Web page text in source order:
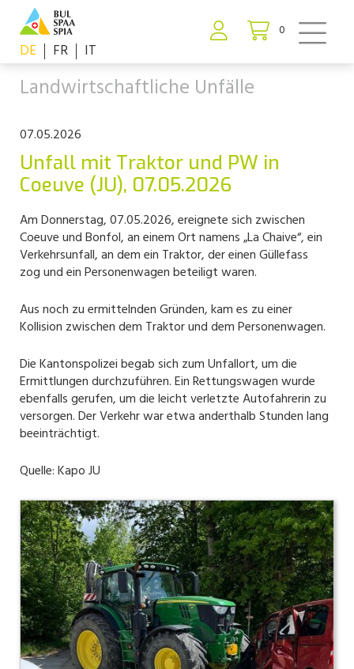
0
DE FR IT
Landwirtschaftliche Unfälle
07.05.2026
Unfall mit Traktor und PW in
Coeuve (JU), 07.05.2026
Am Donnerstag, 07.05.2026, ereignete sich zwischen
Coeuve und Bonfol, an einem Ort namens „La Chaive“, ein
Verkehrsunfall, an dem ein Traktor, der einen Güllefass
zog und ein Personenwagen beteiligt waren.
Aus noch zu ermittelnden Gründen, kam es zu einer
Kollision zwischen dem Traktor und dem Personenwagen.
Die Kantonspolizei begab sich zum Unfallort, um die
Ermittlungen durchzuführen. Ein Rettungswagen wurde
ebenfalls gerufen, um die leicht verletzte Autofahrerin zu
versorgen. Der Verkehr war etwa anderthalb Stunden lang
beeinträchtigt.
Quelle: Kapo JU